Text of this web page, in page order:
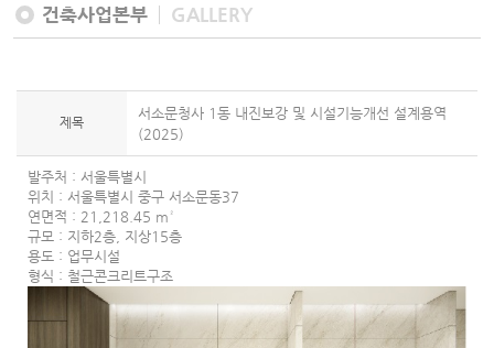
건축사업본부 GALLERY
제목
서소문청사 1동 내진보강 및 시설기능개선 설계용역
(2025)
발주처 : 서울특별시
위치 : 서울특별시 중구 서소문동37
연면적 : 21,218.45 m²
규모 : 지하2층, 지상15층
용도 : 업무시설
형식 : 철근콘크리트구조